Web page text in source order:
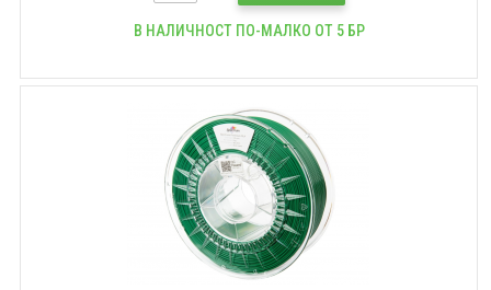
В НАЛИЧНОСТ ПО-МАЛКО ОТ 5 БР